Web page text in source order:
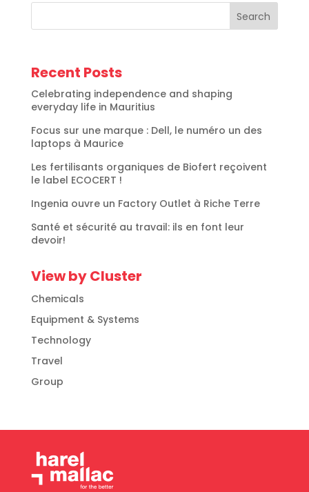
Search
Recent Posts
Celebrating independence and shaping
everyday life in Mauritius
Focus sur une marque : Dell, le numéro un des
laptops à Maurice
Les fertilisants organiques de Biofert reçoivent
le label ECOCERT !
Ingenia ouvre un Factory Outlet à Riche Terre
Santé et sécurité au travail: ils en font leur
devoir!
View by Cluster
Chemicals
Equipment & Systems
Technology
Travel
Group